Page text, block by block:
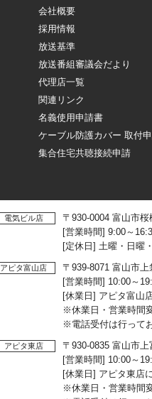
会社概要
採用情報
放送基準
放送番組審議会だより
代理店一覧
関連リンク
名義使用申請書
ケーブル防護カバー 取付
集合住宅共聴接続申請
電気ビル店
〒930-0004 富山市
[営業時間] 9:00～
[定休日] 土曜・日曜
アピタ富山店
〒939-8071 富山市
[営業時間] 10:00～
[休業日] アピタ富山
※休業日・営業時間
※電話受付は行って
アピタ東店
〒930-0835 富山市
[営業時間] 10:00～
[休業日] アピタ東店
※休業日・営業時間